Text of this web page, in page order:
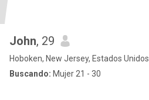
John, 29
Hoboken, New Jersey, Estados Unidos
Buscando: Mujer 21 - 30